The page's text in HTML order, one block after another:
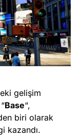
gelişim
Base“,
biri olarak
kazandı.